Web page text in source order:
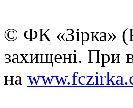
© ФК «Зірка»
захищені. При
на